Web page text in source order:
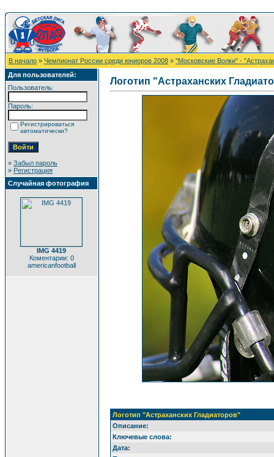
В начало » Чемпионат России среди юниоров 2008 » "Московские Волки" -
Для пользователей:
Пользователь:
Пароль:
Регистрироваться
автоматически?
» Забыл пароль
» Регистрация
Случайная фотография
IMG 4419
Коментарии: 0
americanfootball
Логотип "Астраханских
Логотип "Астраханских Гладиаторов"
Описание:
Ключевые слова:
Дата: